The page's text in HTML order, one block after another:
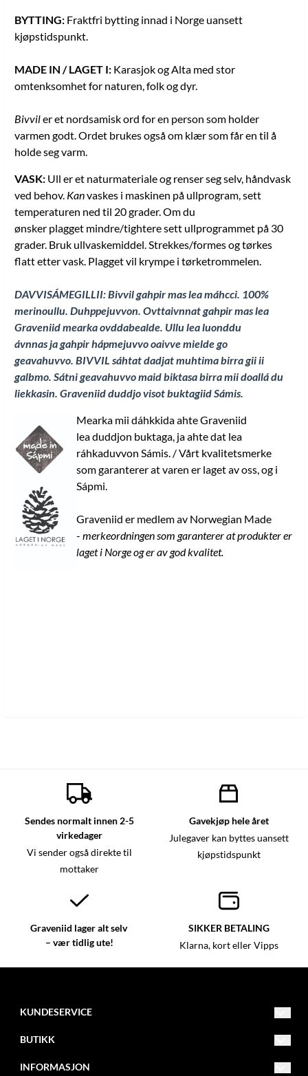
BYTTING: Fraktfri bytting innad i Norge uansett
kjøpstidspunkt.
MADE IN / LAGET I: Karasjok og Alta med stor
omtenksomhet for naturen, folk og dyr.
Bivviler et nordsamisk ord for en person som holder
varmen godt. Ordet brukes også om klær som får en til å
holde seg varm.
VASK: Ull er et naturmateriale og renser seg selv, håndvask
ved behov. Kanvaskes i maskinen på ullprogram, sett
temperaturen ned til 20 grader. Om du
ønsker plagget mindre/tightere sett ullprogrammet på 30
grader. Bruk ullvaskemiddel. Strekkes/formes og tørkes
flatt etter vask. Plagget vil krympe i tørketrommelen.
DAVVISÁMEGILLII: Bivvil gahpir mas lea máhcci. 100%
merinoullu. Duhppejuvvon. Ovttaivnnat gahpir mas lea
Graveniid mearka ovddabealde. Ullu lea luonddu
ávnnas ja gahpir hápmejuvvo oaivve mielde go
geavahuvvo. BIVVIL sáhtat dadjat muhtima birra gii ii
galbmo. Sátni geavahuvvo maid biktasa birra mii doallá du
liekkasin. Graveniid duddjo visot buktagiid Sámis
Mearka mii dáhkkida ahte Graveniid
lea duddjon buktaga, ja ahte dat lea
ráhkaduvvon Sámis. / Vårt kvalitetsmerke
som garanterer at varen er laget av oss, og i
Sápmi.
Graveniid er medlem av Norwegian Made
- merkeordningen som garanterer at produkter er
laget i Norge og er av god kvalitet.
Sendes normalt innen 2-5
virkedager
Vi sender også direkte til
mottaker
Gavekjøp hele året
Julegaver kan byttes uansett
kjøpstidspunkt
Graveniid lager alt selv
– vær tidlig ute!
SIKKER BETALING
Klarna, kort eller Vipps
KUNDESERVICE
kundeservice@graveniid.no
BUTIKK
INFORMASJON